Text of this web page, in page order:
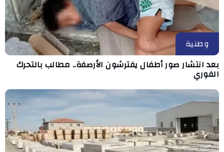
وطنية
بعد انتشار صور أطفال يفترشون الأرصفة.. مطالب بالتحرك
الفوري